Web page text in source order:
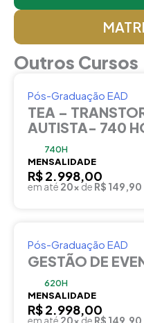
Outros Cursos
Pós-Graduação EAD
TEA –
AUTISTA- 740
740H
MENSALIDADE
R$ 2.998,00
em até 20x de R$ 149,90
Pós-Graduação EAD
GESTÃO DE
620H
MENSALIDADE
R$ 2.998,00